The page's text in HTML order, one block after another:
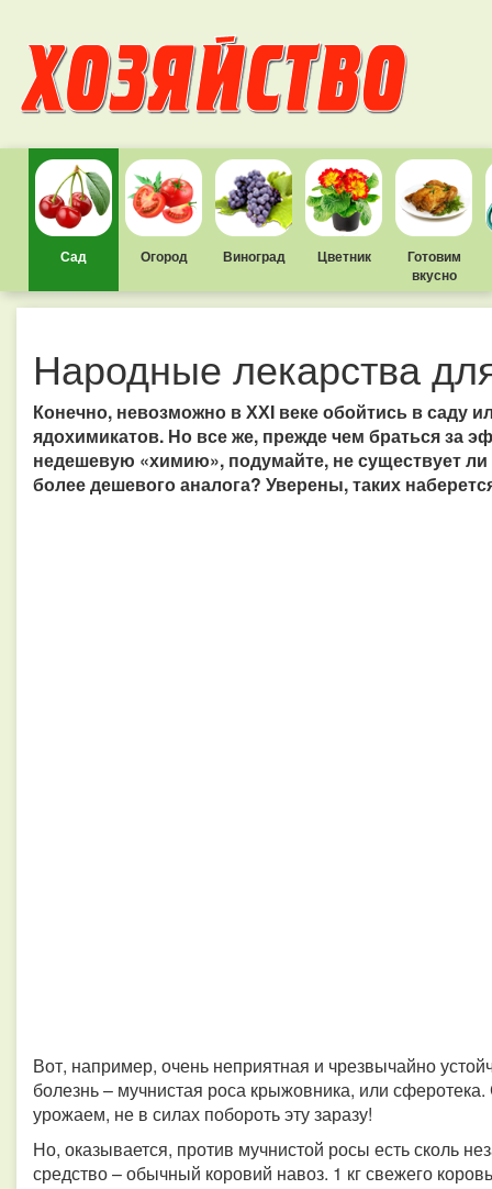
Сад Огород Виноград Цветник
Готовим
вкусно
Народные лекарства
Конечно, невозможно в ХХI веке обойтись в саду
ядохимикатов. Но все же, прежде чем браться за
недешевую «химию», подумайте, не существует ли
более дешевого аналога? Уверены, таких
Вот, например, очень неприятная и чрезвычайно
болезнь – мучнистая роса крыжовника, или
урожаем, не в силах побороть эту заразу!
Но, оказывается, против мучнистой росы есть сколь
средство – обычный коровий навоз. 1 кг свежего